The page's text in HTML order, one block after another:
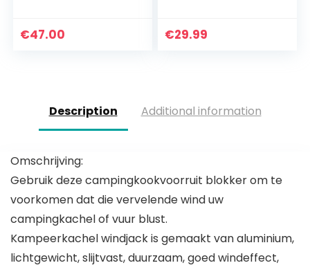
€47.00
draagbaar,
€29.99
Description Additional information
Omschrijving:
Gebruik deze campingkookvoorruit blokker om te
voorkomen dat die vervelende wind uw
campingkachel of vuur blust.
Kampeerkachel windjack is gemaakt van aluminium,
lichtgewicht, slijtvast, duurzaam, goed windeffect,